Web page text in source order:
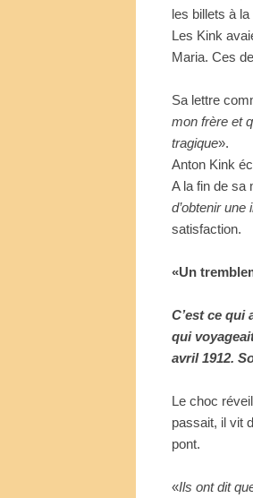
les billets à
Les Kink
Maria. Ces
Sa lettre
mon frère et
tragique».
Anton Kink
A la fin de sa
d’obtenir
satisfaction.
«Un
C’est ce qui
qui
avril 1912.
Le choc
passait, il vit
pont.
«Ils ont dit